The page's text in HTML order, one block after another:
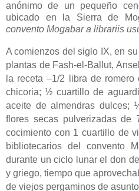
anónimo de un pequeño
ubicado en la Sierra de
convento Mogabar a librariis
A comienzos del siglo IX, en
plantas de Fash-el-Ballut,
la receta –1/2 libra de
chicoria; ½ cuartillo de
aceite de almendras dulces;
flores secas pulverizadas de
cocimiento con 1 cuartillo de
bibliotecarios del convento
durante un ciclo lunar el don
y griego, tiempo que
de viejos pergaminos de